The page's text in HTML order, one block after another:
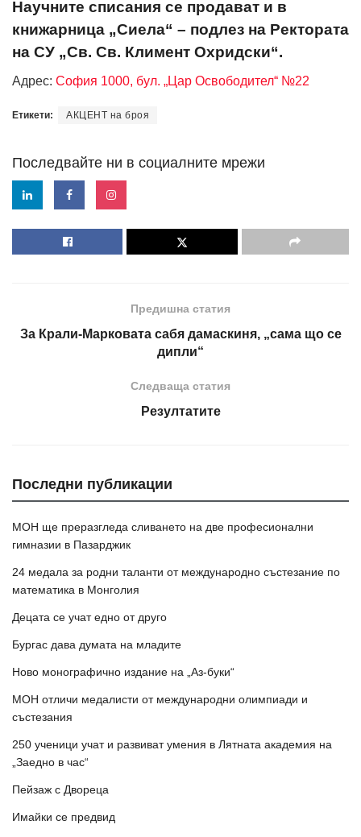
Научните списания се продават и в
книжарница „Сиела“ – подлез на Ректората
на СУ „Св. Св. Климент Охридски“.
Адрес: София 1000, бул. „Цар Освободител“ №22
Етикети: АКЦЕНТ на броя
Последвайте ни в социалните мрежи
Предишна статия
За Крали-Марковата сабя дамаскиня, „сама що се
дипли“
Следваща статия
Резултатите
Последни публикации
МОН ще преразгледа сливането на две професионални
гимназии в Пазарджик
24 медала за родни таланти от международно състезание по
математика в Монголия
Децата се учат едно от друго
Бургас дава думата на младите
Ново монографично издание на „Аз-буки“
МОН отличи медалисти от международни олимпиади и
състезания
250 ученици учат и развиват умения в Лятната академия на
„Заедно в час“
Пейзаж с Двореца
Имайки се предвид